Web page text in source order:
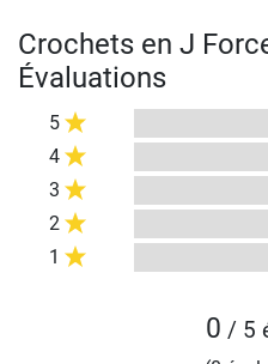
Crochets en J
Évaluations
5
4
3
2
1
0 / 5